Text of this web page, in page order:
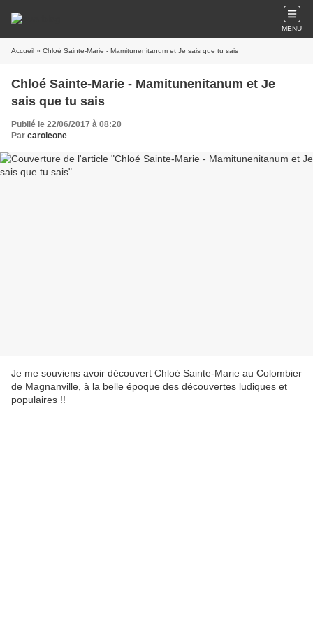
MENU
Accueil » Chloé Sainte-Marie - Mamitunenitanum et Je sais que tu sais
Chloé Sainte-Marie - Mamitunenitanum et Je
sais que tu sais
Publié le 22/06/2017 à 08:20
Par caroleone
Je me souviens avoir découvert Chloé Sainte-Marie au Colombier
de Magnanville, à la belle époque des découvertes ludiques et
populaires !!